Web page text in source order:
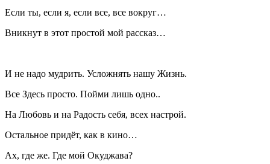
Если ты, если я, если все, все вокруг…
Вникнут в этот простой мой рассказ…
И не надо мудрить. Усложнять нашу Жизнь.
Все Здесь просто. Пойми лишь одно..
На Любовь и на Радость себя, всех настрой.
Остальное придёт, как в кино…
Ах, где же. Где мой Окуджава?